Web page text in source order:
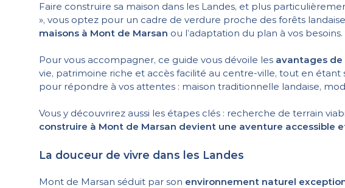
Faire construire sa maison dans les Landes, et plus
», vous optez pour un cadre de verdure proche des forêts
maisons à Mont de Marsan ou l’adaptation du plan à vos besoins.
Pour vous accompagner, ce guide vous dévoile les avantages
vie, patrimoine riche et accès facilité au centre-ville, tout en
pour répondre à vos attentes : maison traditionnelle landaise,
Vous y découvrirez aussi les étapes clés : recherche de terrain
construire à Mont de Marsan devient une aventure accessible
La douceur de vivre dans les Landes
Mont de Marsan séduit par son environnement naturel